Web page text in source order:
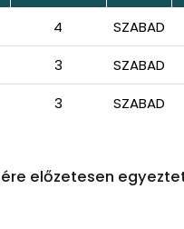
4 SZABAD
3 SZABAD
3 SZABAD
előzetesen